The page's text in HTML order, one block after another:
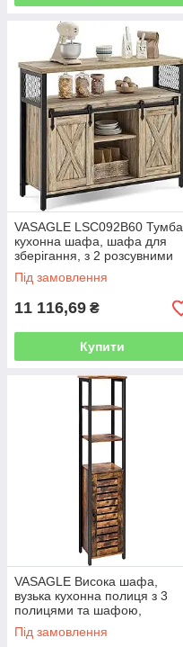
VASAGLE LSC092B60 Тумба,
кухонна шафа, шафа для
зберігання, з 2 розсувними
дверима, 33 x 100 x 80 см,
регульовані полиці, для
Під замовлення
11 116,69 ₴
Купити
VASAGLE Висока шафа,
вузька кухонна полиця з 3
полицями та шафою,
книжкова шафа, висока бічна
шафа, промисловий дизайн,
Під замовлення